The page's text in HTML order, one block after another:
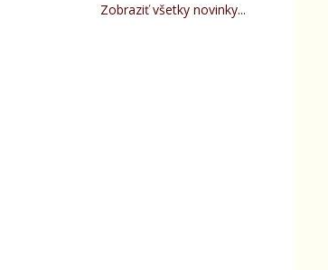
Zobraziť všetky novinky...